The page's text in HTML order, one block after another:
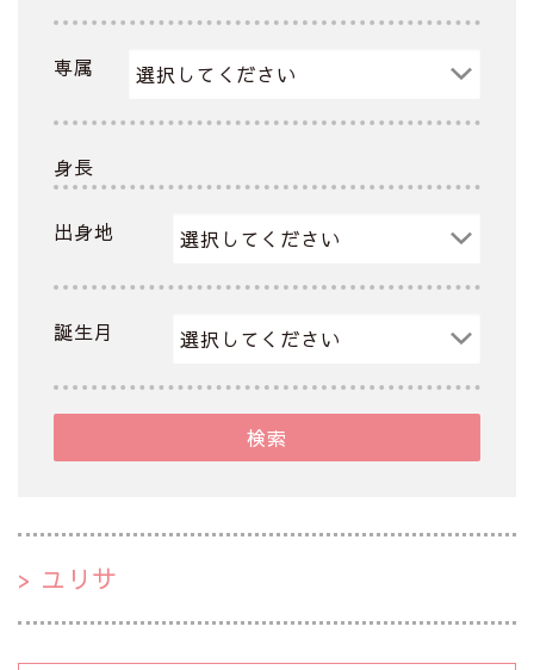
専属
身長
出身地
誕生月
検索
ユリサ